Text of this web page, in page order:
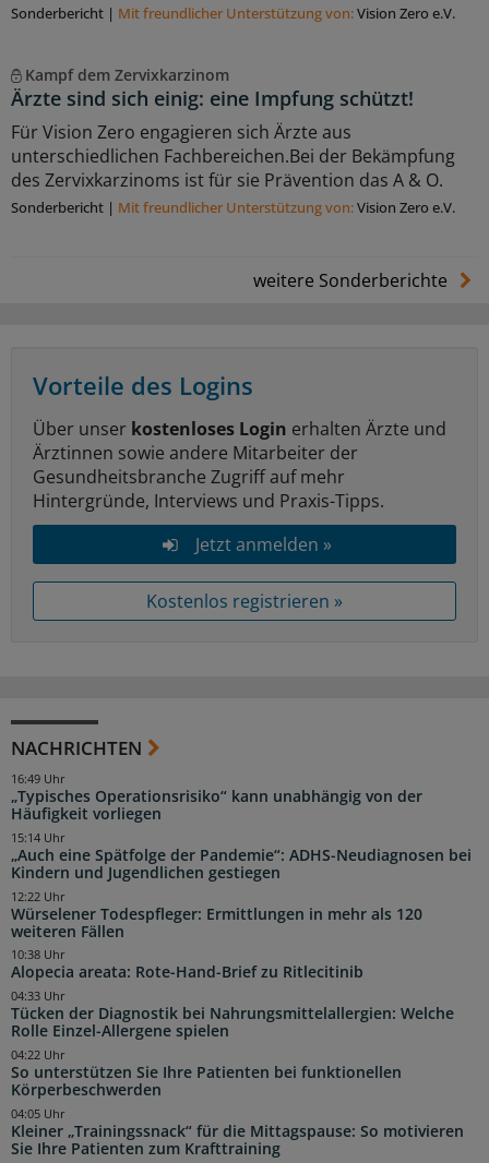
Sonderbericht | Mit freundlicher Unterstützung von:Vision Zero e.V.
Kampf dem Zervixkarzinom
Ärzte sind sich einig: eine Impfung schützt!
Für Vision Zero engagieren sich Ärzte aus
unterschiedlichen Fachbereichen.Bei der Bekämpfung
des Zervixkarzinoms ist für sie Prävention das A & O.
Sonderbericht | Mit freundlicher Unterstützung von:Vision Zero e.V.
weitere Sonderberichte
Vorteile des Logins
Über unser kostenloses Login erhalten Ärzte und
Ärztinnen sowie andere Mitarbeiter der
Gesundheitsbranche Zugriff auf mehr
Hintergründe, Interviews und Praxis-Tipps.
Jetzt anmelden »
Kostenlos registrieren »
NACHRICHTEN
„Typisches Operationsrisiko“ kann unabhängig von der
Häufigkeit vorliegen
16:49 Uhr
„Auch eine Spätfolge der Pandemie“: ADHS-Neudiagnosen bei
Kindern und Jugendlichen gestiegen
15:14 Uhr
Würselener Todespfleger: Ermittlungen in mehr als 120
weiteren Fällen
12:22 Uhr
Alopecia areata: Rote-Hand-Brief zu Ritlecitinib
10:38 Uhr
Tücken der Diagnostik bei Nahrungsmittelallergien: Welche
Rolle Einzel-Allergene spielen
04:33 Uhr
So unterstützen Sie Ihre Patienten bei funktionellen
Körperbeschwerden
04:22 Uhr
Kleiner „Trainingssnack“ für die Mittagspause: So motivieren
Sie Ihre Patienten zum Krafttraining
04:05 Uhr